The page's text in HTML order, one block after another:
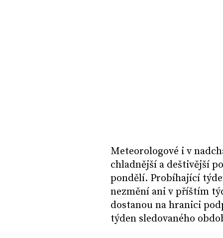
Meteorologové i v
chladnější a deštivější
pondělí. Probíhající
nezmění ani v příštím
dostanou na hranici
týden sledovaného